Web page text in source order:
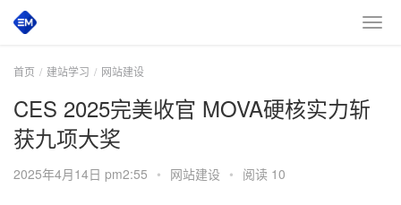
首页 建站学习 网站建设
CES 2025完美收官 MOVA硬核实力斩
获九项大奖
2025年4月14日 pm2:55 • 网站建设 • 阅读 10